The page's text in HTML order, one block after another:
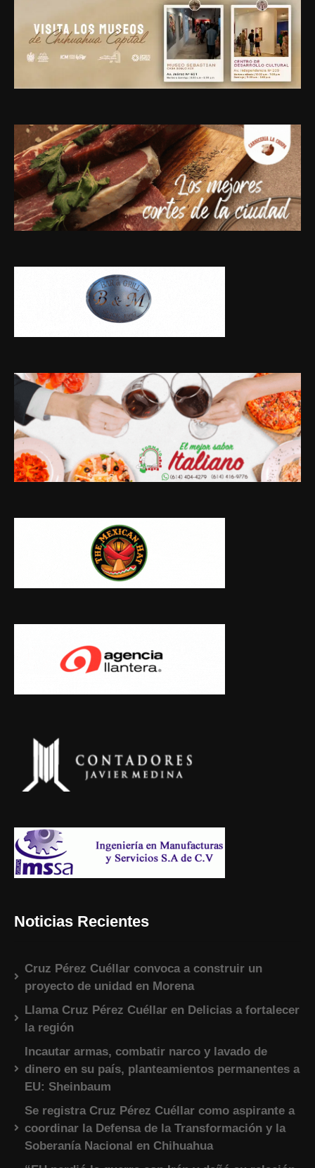
Noticias Recientes
Cruz Pérez Cuéllar convoca a construir un
proyecto de unidad en Morena
Llama Cruz Pérez Cuéllar en Delicias a fortalecer
la región
Incautar armas, combatir narco y lavado de
dinero en su país, planteamientos permanentes a
EU: Sheinbaum
Se registra Cruz Pérez Cuéllar como aspirante a
coordinar la Defensa de la Transformación y la
Soberanía Nacional en Chihuahua